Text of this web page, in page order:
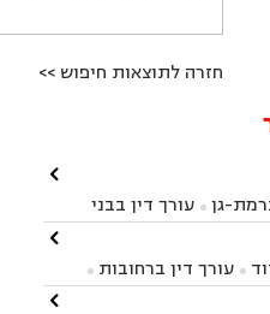
חזרה לתוצאות חיפוש >>
גן 
עורך דין בבני
דין בראשון לציון
דין בחולון
עורך

 עורך דין ברחובות 
במודיעין
עורך דין

